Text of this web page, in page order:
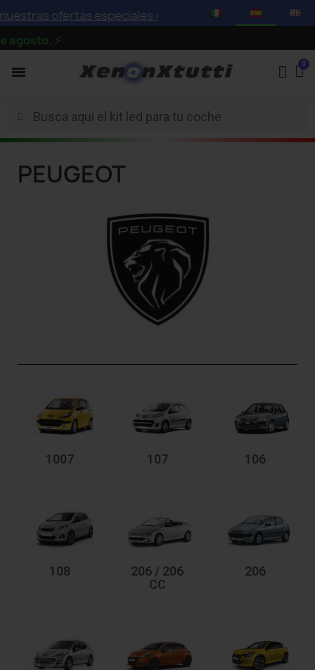
ofertas especiales con descuentos de hasta el
⚡
PEUGEOT
1007 107 106
108
206 / 206
CC
206